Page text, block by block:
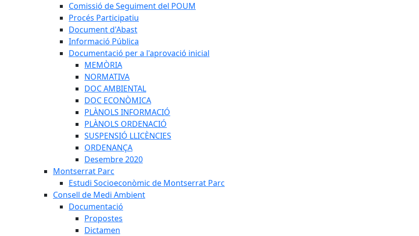
Comissió de Seguiment del POUM
Procés Participatiu
Document d'Abast
Informació Pública
Documentació per a l'aprovació inicial
MEMÒRIA
NORMATIVA
DOC AMBIENTAL
DOC ECONÒMICA
PLÀNOLS INFORMACIÓ
PLÀNOLS ORDENACIÓ
SUSPENSIÓ LLICÈNCIES
ORDENANÇA
Desembre 2020
Montserrat Parc
Estudi Socioeconòmic de Montserrat Parc
Consell de Medi Ambient
Documentació
Propostes
Dictamen